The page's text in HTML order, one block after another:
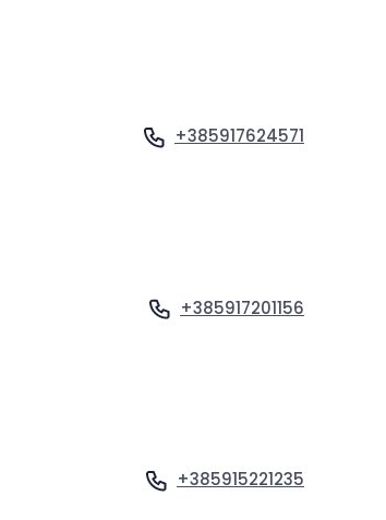
+385917624571
+385917201156
+385915221235